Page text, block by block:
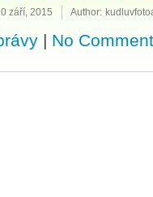
září, 2015 Author:
| No